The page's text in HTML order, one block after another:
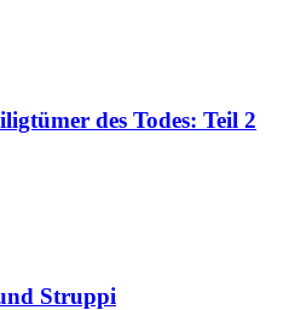
des Todes: Teil 2
Struppi